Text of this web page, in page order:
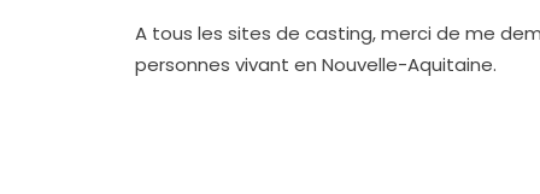
A tous les sites de casting, merci de me
personnes vivant en Nouvelle-Aquitaine.